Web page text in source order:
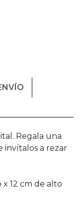
Regala una
invítalos a rezar
12 cm de alto